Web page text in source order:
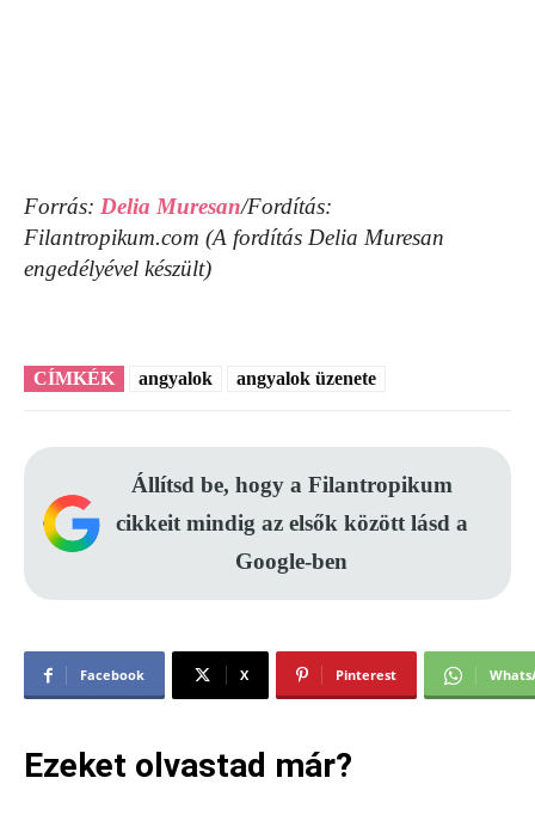
Forrás: Delia Muresan/Fordítás:
Filantropikum.com (A fordítás Delia Muresan
engedélyével készült)
CÍMKÉK angyalok angyalok üzenete
Állítsd be, hogy a Filantropikum
cikkeit mindig az elsők között lásd a
Google-ben
Facebook X Pinterest
Ezeket olvastad már?